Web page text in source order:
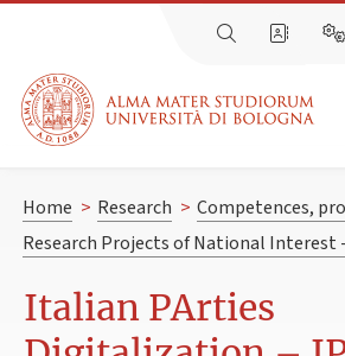
Home > Research > Competences,
Research Projects of National Interest
Italian PArties